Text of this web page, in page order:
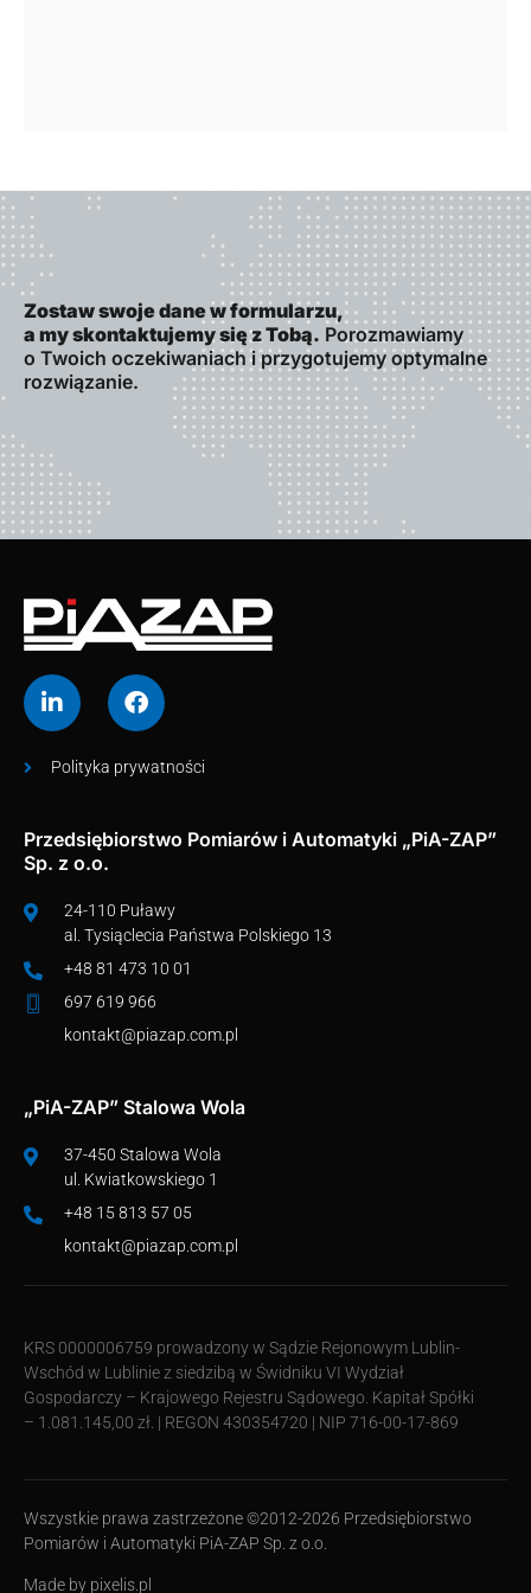
Zostaw swoje dane w formularzu,
a my skontaktujemy się z Tobą. Porozmawiamy
o Twoich oczekiwaniach i przygotujemy optymalne
rozwiązanie.
Polityka prywatności
Przedsiębiorstwo Pomiarów i Automatyki „PiA-ZAP”
Sp. z o.o.
24-110 Puławy
al. Tysiąclecia Państwa Polskiego 13
+48 81 473 10 01
697 619 966
kontakt@piazap.com.pl
„PiA-ZAP” Stalowa Wola
37-450 Stalowa Wola
ul. Kwiatkowskiego 1
+48 15 813 57 05
kontakt@piazap.com.pl
KRS 0000006759 prowadzony w Sądzie Rejonowym Lublin-
Wschód w Lublinie z siedzibą w Świdniku VI Wydział
Gospodarczy – Krajowego Rejestru Sądowego. Kapitał Spółki
– 1.081.145,00 zł. | REGON 430354720 | NIP 716-00-17-869
Wszystkie prawa zastrzeżone ©2012-2026 Przedsiębiorstwo
Pomiarów i Automatyki PiA-ZAP Sp. z o.o.
Made by pixelis.pl